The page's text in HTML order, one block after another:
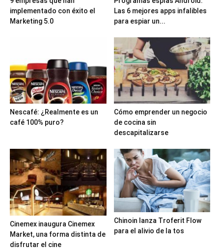
implementado con éxito el
Marketing 5.0
Las 6 mejores apps infalibles
para espiar un...
Nescafé: ¿Realmente es un
café 100% puro?
Cómo emprender un negocio
de cocina sin
descapitalizarse
Cinemex inaugura Cinemex
Market, una forma distinta de
disfrutar el cine
Chinoin lanza Troferit Flow
para el alivio de la tos